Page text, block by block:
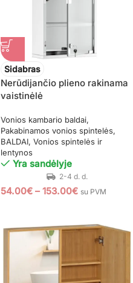
Sidabras
Nerūdijančio plieno rakinama
vaistinėlė
Vonios kambario baldai
Pakabinamos vonios spintelės
BALDAI Vonios spintelės ir
lentynos
Yra sandėlyje
54.00€ – 153.00€ su PVM